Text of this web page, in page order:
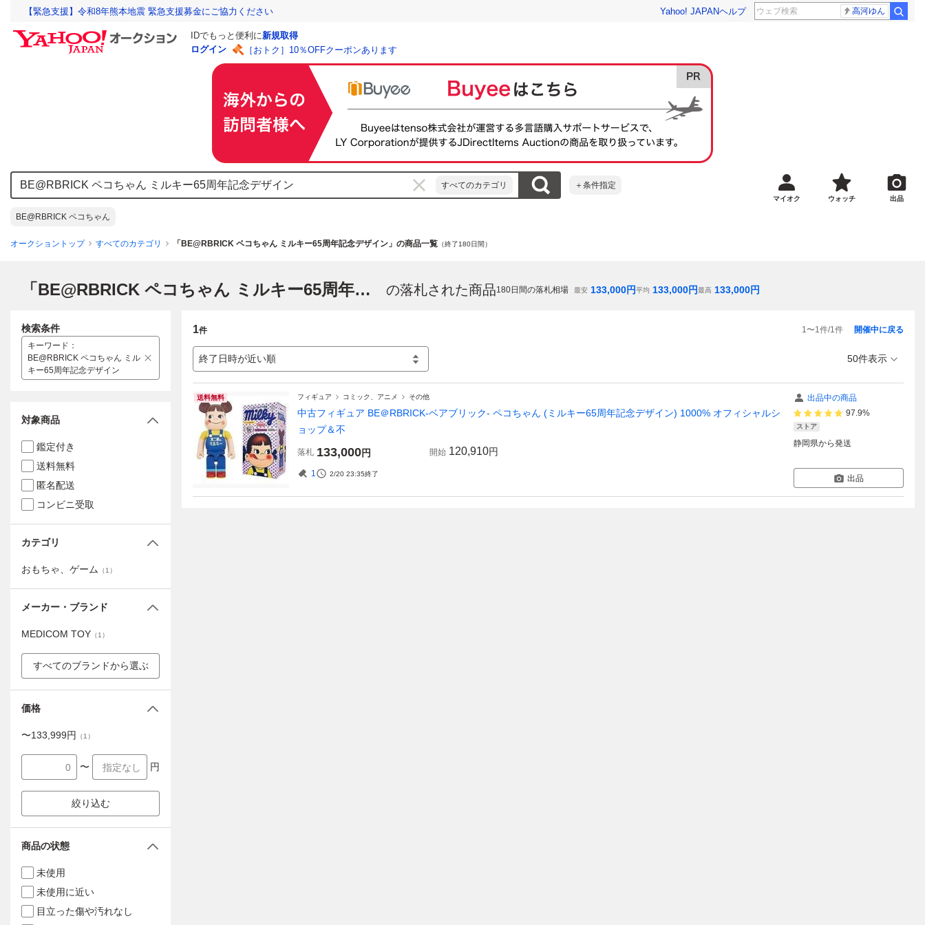
【緊急支援】令和8年熊本地震 緊急支援募金にご協力ください Yahoo! JAPANヘルプ 高河ゆん
IDでもっと便利に新規取得
ログイン
［おトク］10％OFFクーポンあります
すべてのカテゴリ ＋条件指定
BE@RBRICK ペコちゃん
マイオク ウォッチ 出品
オークショントップ すべてのカテゴリ 「BE@RBRICK ペコちゃん ミルキー65周年記念デザイン」の商品一覧 （終了180日間）
「BE@RBRICK ペコちゃん ミルキー65周年記念デザイン」 の落札された商品180日間の落札相場 最安 133,000円平均 133,000円最高 133,000円
1件 1〜1件/1件
終了日時が近い順
開催中に戻る
50件表示
送料無料 フィギュア コミック、アニメ その他
中古フィギュア BE＠RBRICK-ベアブリック- ペコちゃん (ミルキー65周年記念デザイン) 1000% オフィシャルシ
ョップ＆不
落札 133,000円 開始 120,910円
1 2/20 23:35終了
出品中の商品
97.9%
ストア
静岡県から発送
出品
検索条件
キーワード ：
BE@RBRICK ペコちゃん ミル
キー65周年記念デザイン
対象商品
鑑定付き
送料無料
匿名配送
コンビニ受取
カテゴリ
おもちゃ、ゲーム （1 ）
メーカー・ブランド
MEDICOM TOY （1 ）
すべてのブランドから選ぶ
価格
〜133,999円 （1 ）
〜 円
絞り込む
商品の状態
未使用
未使用に近い
目立った傷や汚れなし